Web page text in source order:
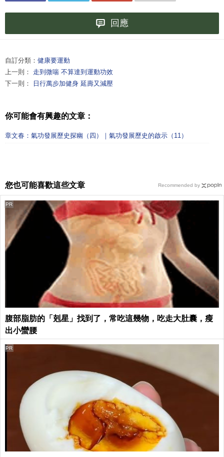
回應
自訂分類： 健康要運動
上一則： 走到微喘 不算達到運動功效
下一則：
日行萬步加健身 延壽又減壓
你可能會有興趣的文章：
章文春：氣功發展歷史探幽（四）｜氣功發展歷史的啟示（11）
您也可能喜歡這些文章
腹部脂肪的「剋星」找到了，常吃這幾物，吃走大肚囊，瘦
出小蠻腰
PR
PR
Recommended by